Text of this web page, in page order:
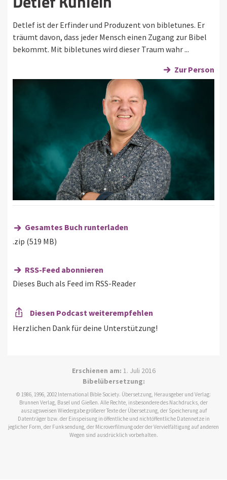
Detlef ist der Erfinder und Produzent von bibletunes. Er
träumt davon, dass jeder Mensch einen Zugang zur Bibel
bekommt. Mit bibletunes wird dieser Traum wahr ...
Zur Person
Gesamtes Buch runterladen
.zip (519 MB)
RSS-Feed abonnieren
Dieses Buch als Feed im RSS-Reader
Diesen Podcast weiterempfehlen
Herzlichen Dank für deine Unterstützung!
Erschienen am: 1. Juli 2016
Bibelübersetzung:
© 1986, 1996, 2002 International Bible Society. Übersetzung, Herausgeber und Verlag:
Brunnen Verlag, Basel und Gießen. Alle Rechte, insbesondere des Nachdrucks, der
auszugsweisen Wiedergabe größerer Texte der Übersetzung, der Speicherung auf
Datenträger bzw. der Einspeisung in öffentliche und nichtöffentliche Datennetze in
jeglicher Form, der Funksendung, der Microverfilmung oder der Vervielfältigung auf anderen
Wegen sind ausdrücklich vorbehalten.